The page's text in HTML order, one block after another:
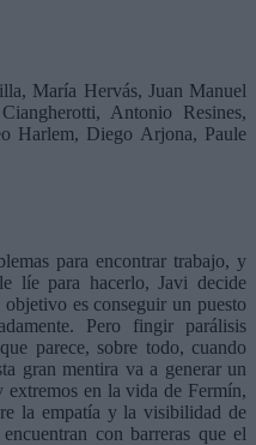
María Hervás, Juan Manuel
Antonio Resines,
Harlem, Diego Arjona, Paule
para encontrar trabajo, y
líe para hacerlo, Javi decide
es conseguir un puesto
Pero fingir parálisis
parece, sobre todo, cuando
gran mentira va a generar un
extremos en la vida de Fermín,
la empatía y la visibilidad de
con barreras que el